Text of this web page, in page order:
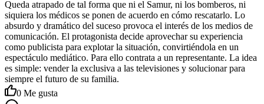
Queda atrapado de tal forma que ni el Samur, ni los bomberos, ni
siquiera los médicos se ponen de acuerdo en cómo rescatarlo. Lo
absurdo y dramático del suceso provoca el interés de los medios de
comunicación. El protagonista decide aprovechar su experiencia
como publicista para explotar la situación, convirtiéndola en un
espectáculo mediático. Para ello contrata a un representante. La idea
es simple: vender la exclusiva a las televisiones y solucionar para
siempre el futuro de su familia.
0 Me gusta